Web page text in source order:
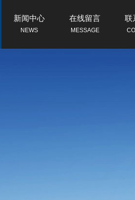
新闻中心
NEWS
在线留言
MESSAGE
联